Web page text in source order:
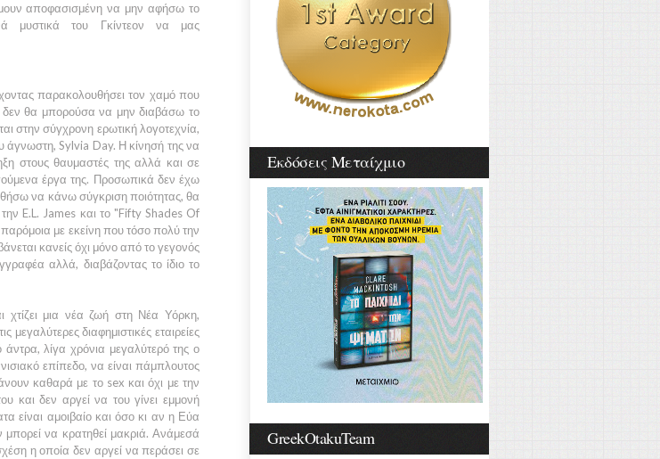
αποφασισμένη να μην αφήσω το
μυστικά του Γκίντεον να μας
παρακολουθήσει τον χαμό που
δεν θα μπορούσα να μην διαβάσω το
στην σύγχρονη ερωτική λογοτεχνία,
άγνωστη,Sylvia Day. Η κίνησή της να
στους θαυμαστές της αλλά και σε
έργα της. Προσωπικά δεν έχω
να κάνω σύγκριση ποιότητας, θα
E.L. James και το "Fifty Shades Of
με εκείνη που τόσο πολύ την
κανείς όχι μόνο από το γεγονός
αλλά, διαβάζοντας το ίδιο το
χτίζει μια νέα ζωή στη Νέα Υόρκη,
μεγαλύτερες διαφημιστικές εταιρείες
λίγα χρόνια μεγαλύτερό της ο
επίπεδο, να είναι πάμπλουτος
καθαρά με το sex και όχι με την
και δεν αργεί να του γίνει εμμονή
είναι αμοιβαίο και όσο κι αν η Εύα
μπορεί να κρατηθεί μακριά. Ανάμεσά
η οποία δεν αργεί να περάσει σε
Εκδόσεις Μεταίχμιο
GreekOtakuTeam